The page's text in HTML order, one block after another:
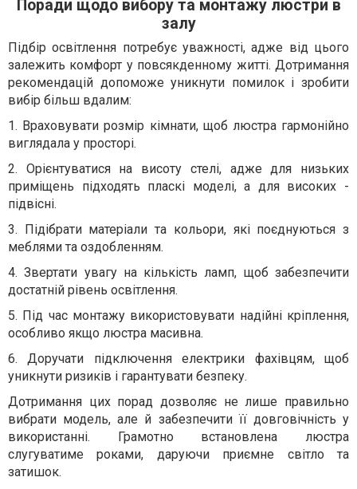
Поради щодо вибору та монтажу люстри в
залу
Підбір освітлення потребує уважності, адже від цього
залежить комфорт у повсякденному житті. Дотримання
рекомендацій допоможе уникнути помилок і зробити
вибір більш вдалим:
1. Враховувати розмір кімнати, щоб люстра гармонійно
виглядала у просторі.
2. Орієнтуватися на висоту стелі, адже для низьких
приміщень підходять пласкі моделі, а для високих -
підвісні.
3. Підібрати матеріали та кольори, які поєднуються з
меблями та оздобленням.
4. Звертати увагу на кількість ламп, щоб забезпечити
достатній рівень освітлення.
5. Під час монтажу використовувати надійні кріплення,
особливо якщо люстра масивна.
6. Доручати підключення електрики фахівцям, щоб
уникнути ризиків і гарантувати безпеку.
Дотримання цих порад дозволяє не лише правильно
вибрати модель, але й забезпечити її довговічність у
використанні. Грамотно встановлена люстра
слугуватиме роками, даруючи приємне світло та
затишок.